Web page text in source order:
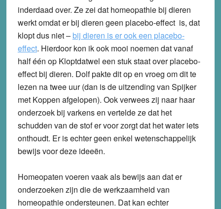
inderdaad over. Ze zei dat homeopathie bij dieren
werkt omdat er bij dieren geen placebo-effect is, dat
klopt dus niet – bij dieren is er ook een placebo-
effect. Hierdoor kon ik ook mooi noemen dat vanaf
half één op Kloptdatwel een stuk staat over placebo-
effect bij dieren. Dolf pakte dit op en vroeg om dit te
lezen na twee uur (dan is de uitzending van Spijker
met Koppen afgelopen). Ook verwees zij naar haar
onderzoek bij varkens en vertelde ze dat het
schudden van de stof er voor zorgt dat het water iets
onthoudt. Er is echter geen enkel wetenschappelijk
bewijs voor deze ideeën.
Homeopaten voeren vaak als bewijs aan dat er
onderzoeken zijn die de werkzaamheid van
homeopathie ondersteunen. Dat kan echter